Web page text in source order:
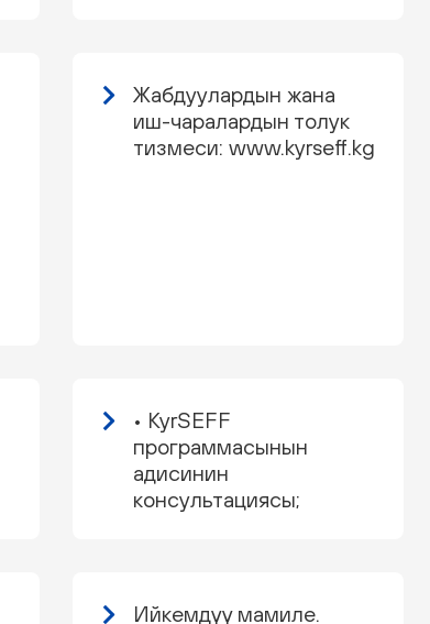
Жабдуулардын жана
иш-чаралардын толук
тизмеси: www.kyrseff.kg
• KyrSEFF
программасынын
адисинин
консультациясы;
Ийкемдүү мамиле.